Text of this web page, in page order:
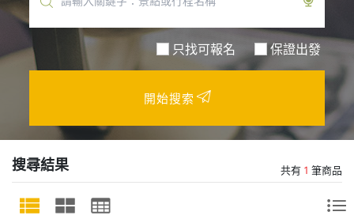
只找可報名 保證出發
開始搜索
搜尋結果 共有 1 筆商品